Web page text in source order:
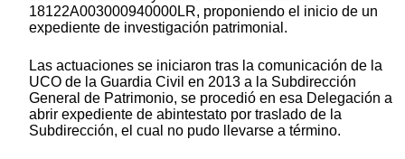
18122A003000940000LR, proponiendo el inicio de un
expediente de investigación patrimonial.
Las actuaciones se iniciaron tras la comunicación de la
UCO de la Guardia Civil en 2013 a la Subdirección
General de Patrimonio, se procedió en esa Delegación a
abrir expediente de abintestato por traslado de la
Subdirección, el cual no pudo llevarse a término.